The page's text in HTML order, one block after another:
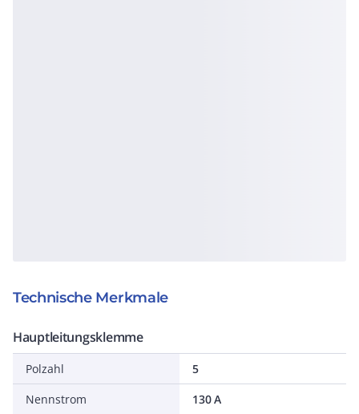
Technische Merkmale
Hauptleitungsklemme
Polzahl
5
Nennstrom
130 A